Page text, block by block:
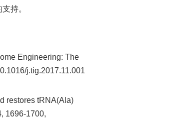
持。
Engineering: The
j.tig.2017.11.001
restores tRNA(Ala)
1696-1700,